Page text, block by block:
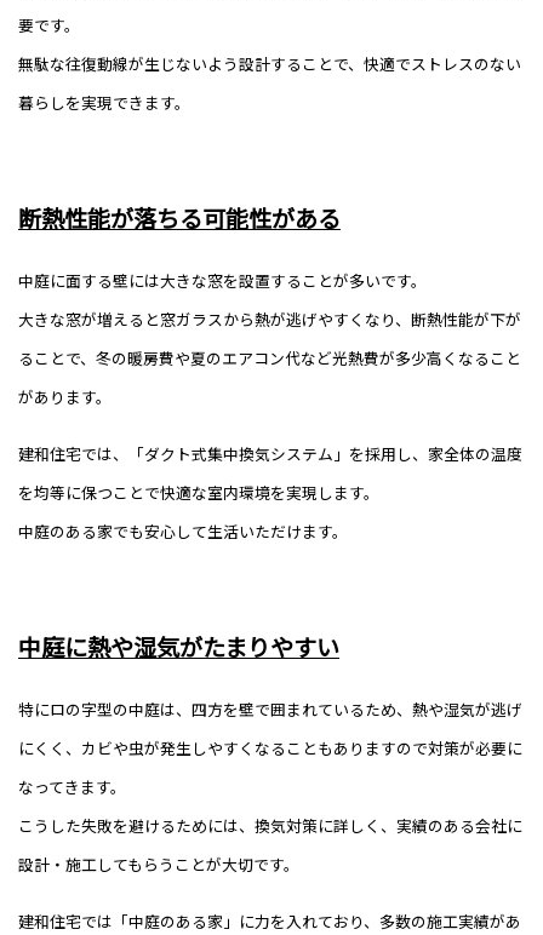
要です。
無駄な往復動線が生じないよう設計することで、快適でストレスのない
暮らしを実現できます。
断熱性能が落ちる可能性がある
中庭に面する壁には大きな窓を設置することが多いです。
大きな窓が増えると窓ガラスから熱が逃げやすくなり、断熱性能が下が
ることで、冬の暖房費や夏のエアコン代など光熱費が多少高くなること
があります。
建和住宅では、「ダクト式集中換気システム」を採用し、家全体の温度
を均等に保つことで快適な室内環境を実現します。
中庭のある家でも安心して生活いただけます。
中庭に熱や湿気がたまりやすい
特にロの字型の中庭は、四方を壁で囲まれているため、熱や湿気が逃げ
にくく、カビや虫が発生しやすくなることもありますので対策が必要に
なってきます。
こうした失敗を避けるためには、換気対策に詳しく、実績のある会社に
設計・施工してもらうことが大切です。
建和住宅では「中庭のある家」に力を入れており、多数の施工実績があ